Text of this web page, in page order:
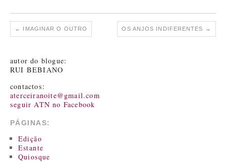
← IMAGINAR O OUTRO OS ANJOS INDIFERENTES →
autor do blogue:
RUI BEBIANO
contactos:
aterceiranoite@gmail.com
seguir ATN no Facebook
PÁGINAS:
Edição
Estante
Quiosque